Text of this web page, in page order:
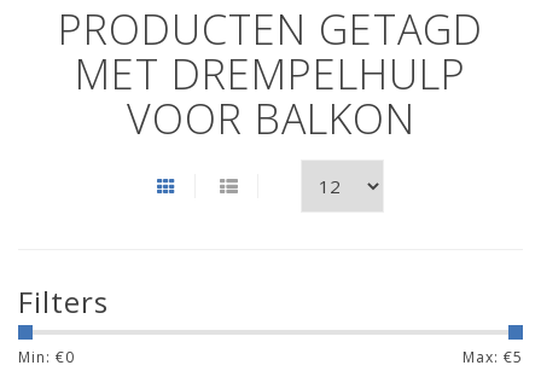
PRODUCTEN GETAGD
MET DREMPELHULP
VOOR BALKON
Filters
Min: €0 Max: €5